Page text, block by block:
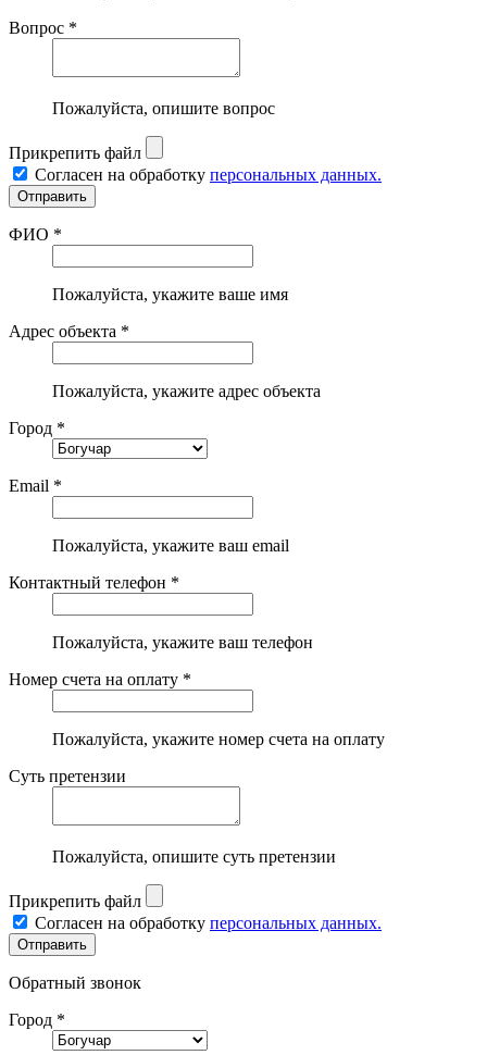
Вопрос *
Пожалуйста, опишите вопрос
Прикрепить файл
Согласен на обработку персональных данных.
ФИО *
Пожалуйста, укажите ваше имя
Адрес объекта *
Пожалуйста, укажите адрес объекта
Город *
Email *
Пожалуйста, укажите ваш email
Контактный телефон *
Пожалуйста, укажите ваш телефон
Номер счета на оплату *
Пожалуйста, укажите номер счета на оплату
Суть претензии
Пожалуйста, опишите суть претензии
Прикрепить файл
Согласен на обработку персональных данных.
Обратный звонок
Город *